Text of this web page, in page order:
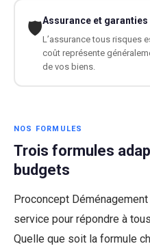
🛡️Assurance et garanties
L’assurance tous risques
coût représente
de vos biens.
NOS FORMULES
Trois formules
budgets
Proconcept
service pour répondre à
Quelle que soit la formule